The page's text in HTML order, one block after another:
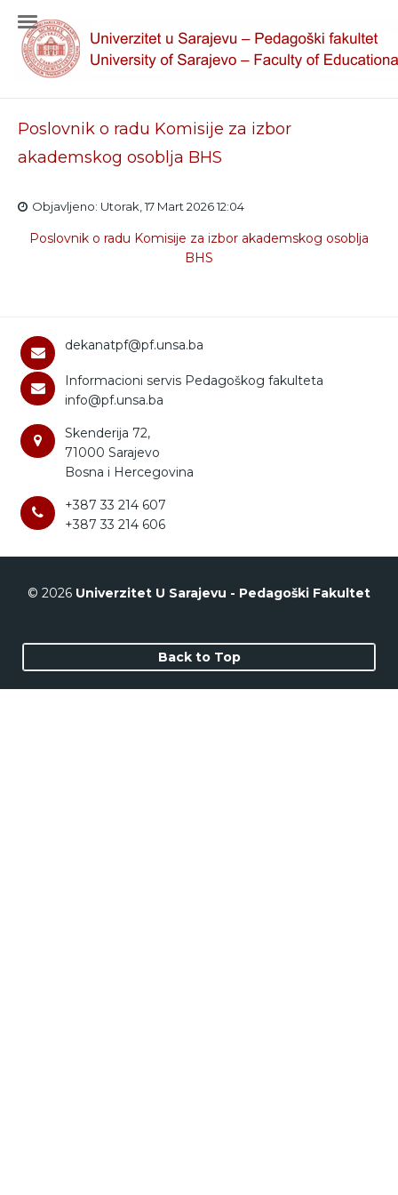
Poslovnik o radu Komisije za izbor
akademskog osoblja BHS
Objavljeno: Utorak, 17 Mart 2026 12:04
Poslovnik o radu Komisije za izbor akademskog osoblja
BHS
dekanatpf@pf.unsa.ba
Informacioni servis Pedagoškog fakulteta
info@pf.unsa.ba
Skenderija 72,
71000 Sarajevo
Bosna i Hercegovina
+387 33 214 607
+387 33 214 606
© 2026 Univerzitet U Sarajevu - Pedagoški Fakultet
Back to Top